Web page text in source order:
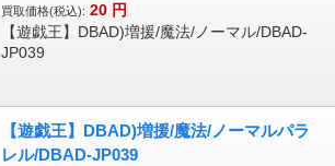
買取価格(税込): 20 円
【遊戯王】DBAD)増援/魔法/ノーマル/DBAD-
JP039
【遊戯王】DBAD)増援/魔法/ノーマルパラ
レル/DBAD-JP039